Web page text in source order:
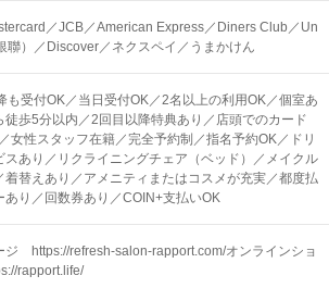
／JCB／American Express／Diners Club／Un
聯）／Discover／ネクスペイ／うまかけん
も受付OK／当日受付OK／2名以上の利用OK／個室あ
徒歩5分以内／2回目以降特典あり／店頭でのカード
女性スタッフ在籍／完全予約制／指名予約OK／ドリ
スあり／リクライニングチェア（ベッド）／メイクル
着替えあり／アメニティまたはコスメが充実／都度払
あり／回数券あり／COIN+支払いOK
ジ https://refresh-salon-rapport.com/オンラインショ
rapport.life/